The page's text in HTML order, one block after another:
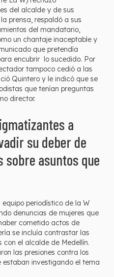
del alcalde y de sus
prensa, respaldó a sus
del mandatario,
un chantaje inaceptable y
que pretendía
encubrir lo sucedido. Por
tampoco cedió a las
Quintero y le indicó que se
que tenían preguntas
director.
a
su deber de
asuntos que
periodístico de la W
denuncias de mujeres que
cometido actos de
se incluía contrastar las
con el alcalde de Medellín.
las presiones contra los
investigando el tema